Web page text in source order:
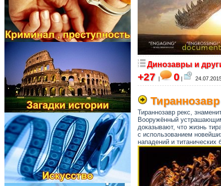
Динозавры и
+27 | 0 |
Тираннозавр рекс,
Вооружённый
доказывают, что жизнь
с использованием
нападений и титанических